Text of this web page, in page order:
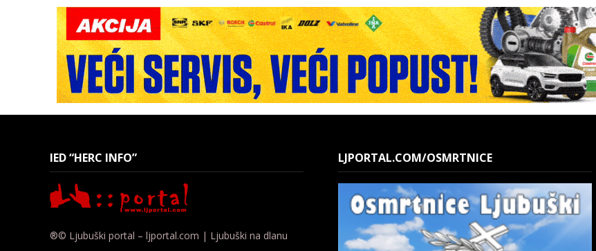
IED “HERC INFO”
®© Ljubuški portal – ljportal.com | Ljubuški na dlanu
LJPORTAL.COM/OSMRTNICE